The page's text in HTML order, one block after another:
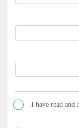
I have read and